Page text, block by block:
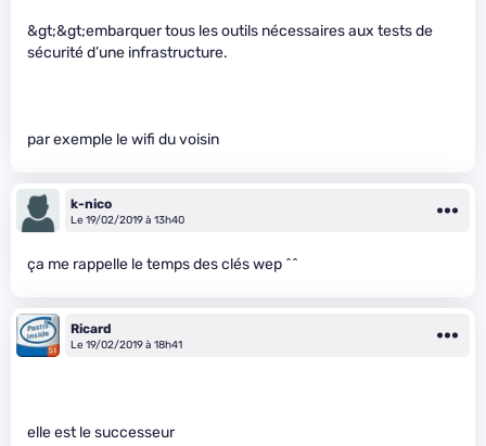
&gt;&gt;embarquer tous les outils nécessaires aux tests de
sécurité d’une infrastructure.
par exemple le wifi du voisin
k-nico
Le 19/02/2019 à 13h40
ça me rappelle le temps des clés wep ^^
Ricard
Le 19/02/2019 à 18h41
elle est le successeur